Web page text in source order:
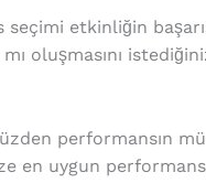
etkinliğin
oluşmasını
performansın
en uygun